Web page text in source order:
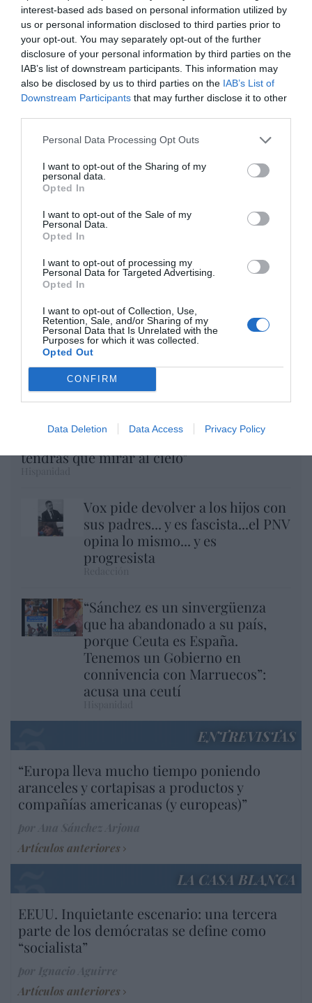
interest-based ads based on personal information utilized by
us or personal information disclosed to third parties prior to
your opt-out. You may separately opt-out of the further
disclosure of your personal information by third parties on the
IAB’s list of downstream participants. This information may
also be disclosed by us to third parties on the IAB’s List of
Downstream Participants that may further disclose it to other
Personal Data Processing Opt Outs
I want to opt-out of the Sharing of my
personal data.
Opted In
I want to opt-out of the Sale of my
Personal Data.
Opted In
I want to opt-out of processing my
Personal Data for Targeted Advertising.
Opted In
I want to opt-out of Collection, Use,
Retention, Sale, and/or Sharing of my
Personal Data that Is Unrelated with the
Purposes for which it was collected.
Opted Out
CONFIRM
Data Deletion Data Access Privacy Policy
Nokia, Ericsson... Huawei: lo que importan
son las patentes
Eulogio López
Isabel Pantoja pierde dos pleitos
con Hacienda por 700.000
euros... suma y sigue
Eulogio López
El IBEX 35 cerró la sesión del
miércoles en los 20.057 puntos,
un nuevo récord
Argumentos
Eclipse Sánchez: "No te olvides de las gafas
protectoras. Así, el 12 de agosto sólo
tendrás que mirar al cielo"
Vox pide devolver a los hijos con
sus padres... y es fascista...el PNV
opina lo mismo... y es
progresista
“Sánchez es un sinvergüenza
que ha abandonado a su país,
porque Ceuta es España.
Tenemos un Gobierno en
connivencia con Marruecos”:
acusa una ceutí
ENTREVISTAS
“Europa lleva mucho tiempo poniendo
aranceles y cortapisas a productos y
compañías americanas (y europeas)”
Artículos anteriores
LA CASA BLANCA
EEUU. Inquietante escenario: una tercera
parte de los demócratas se define como
“socialista”
Artículos anteriores